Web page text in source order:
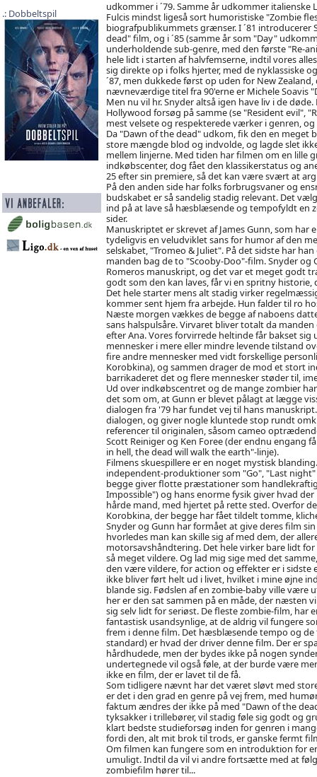
Dobbeltspil
udkommer i ´79. Samme år udkommer italienske
Fulcis mindst ligeså sort humoristiske "Zombie
biografpublikummets grænser. I ´81 introducerer
dead" film, og i ´85 (samme år som "Day"
underholdende sub-genre, med den første "Re-
hele lidt i starten af halvfemserne, indtil vores
sig direkte op i folks hjerter, med de nyklassiske
´87, men dukkede først op uden for New
nævneværdige titel fra 90'erne er Michele Soavis
Men nu vil hr. Snyder altså igen have liv i de
Hollywood forsøg på samme (se "Resident evil",
mest velsete og respekterede værker i genren,
Da "Dawn of the dead" udkom, fik den en
store mængde blod og indvolde, og lagde slet
mellem linjerne. Med tiden har filmen om en lille
indkøbscenter, dog fået den klassikerstatus og
25 efter sin premiere, så det kan være svært at
På den anden side har folks forbrugsvaner og
budskabet er så sandelig stadig relevant. Det
ind på at lave så hæsblæsende og tempofyldt en
sider.
Manuskriptet er skrevet af James Gunn, som
tydeligvis en veludviklet sans for humor af den
selskabet, "Tromeo & Juliet". På det sidste har
manden bag de to "Scooby-Doo"-film. Snyder
Romeros manuskript, og det var et meget godt
godt som den kan laves, får vi en spritny
Det hele starter mens alt stadig virker
kommer sent hjem fra arbejde. Hun falder til ro
Næste morgen vækkes de begge af naboens
sans halspulsåre. Virvaret bliver totalt da
efter Ana. Vores forvirrede heltinde får bakset
mennesker i mere eller mindre levende tilstand
fire andre mennesker med vidt forskellige
Korobkina), og sammen drager de mod et stort
barrikaderet det og flere mennesker støder til,
Ud over indkøbscentret og de mange zombier
det som om, at Gunn er blevet pålagt at lægge
dialogen fra '79 har fundet vej til hans
dialogen, og giver nogle kluntede stop rundt
referencer til originalen, såsom cameo
Scott Reiniger og Ken Foree (der endnu engang
in hell, the dead will walk the earth"-linje).
Filmens skuespillere er en noget mystisk
independent-produktioner som "Go", "Last night"
begge giver flotte præstationer som
Impossible") og hans enorme fysik giver hvad
hårde mand, med hjertet på rette sted. Overfor
Korobkina, der begge har fået tildelt tomme,
Snyder og Gunn har formået at give deres film
hvorledes man kan skille sig af med dem, der
motorsavshåndtering. Det hele virker bare lidt
så meget vildere. Og lad mig sige med det
den være vildere, for action og effekter er i sidste
ikke bliver ført helt ud i livet, hvilket i mine øjne
blande sig. Fødslen af en zombie-baby ville
her er den sat sammen på en måde, der næsten
sig selv lidt for seriøst. De fleste zombie-film, har
fantastisk usandsynlige, at de aldrig vil fungere
frem i denne film. Det hæsblæsende tempo og
standard) er hvad der driver denne film. Der er
hårdhudede, men der bydes ikke på nogen
undertegnede vil også føle, at der burde være
ikke en film, der er lavet til de få.
Som tidligere nævnt har det været sløvt med
er det i den grad en genre på vej frem, med
faktum ændres der ikke på med "Dawn of the
tyksakker i trillebører, vil stadig føle sig godt og
klart bedste studieforsøg inden for genren i
fordi den, alt mit brok til trods, er ganske fermt
Om filmen kan fungere som en introduktion for
umuligt. Indtil da vil vi andre fortsætte med at
zombiefilm hører til...